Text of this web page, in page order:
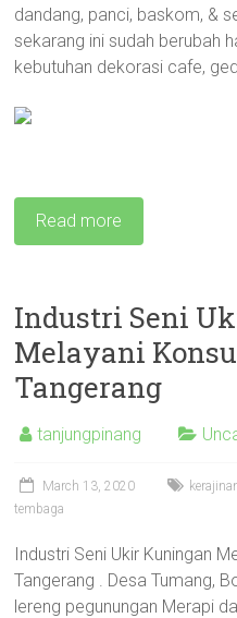
dandang, panci, baskom, &
sekarang ini sudah berubah
kebutuhan dekorasi cafe,
Read more
Industri Seni
Melayani
Tangerang
tanjungpinang
March 13, 2020
tembaga
Industri Seni Ukir Kuningan
Tangerang . Desa Tumang,
lereng pegunungan Merapi